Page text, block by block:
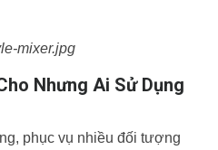
Nhưng Ai Sử Dụng
phục vụ nhiều đối tượng